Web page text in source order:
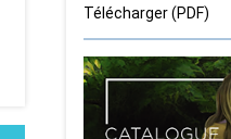
Télécharger (PDF)